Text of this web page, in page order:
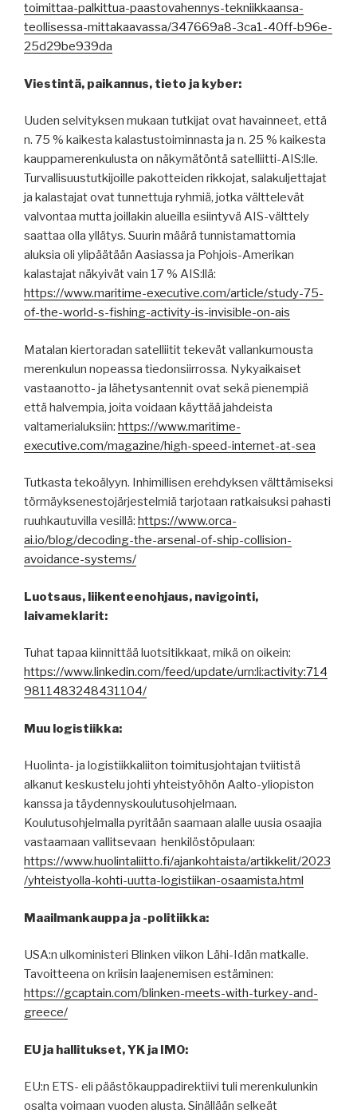
toimittaa-palkittua-paastovahennys-tekniikkaansa-
teollisessa-mittakaavassa/347669a8-3ca1-40ff-b96e-
25d29be939da
Viestintä, paikannus, tieto ja kyber:
Uuden selvityksen mukaan tutkijat ovat havainneet, että
n. 75 % kaikesta kalastustoiminnasta ja n. 25 % kaikesta
kauppamerenkulusta on näkymätöntä satelliitti-AIS:lle.
Turvallisuustutkijoille pakotteiden rikkojat, salakuljettajat
ja kalastajat ovat tunnettuja ryhmiä, jotka välttelevät
valvontaa mutta joillakin alueilla esiintyvä AIS-välttely
saattaa olla yllätys. Suurin määrä tunnistamattomia
aluksia oli ylipäätään Aasiassa ja Pohjois-Amerikan
kalastajat näkyivät vain 17 % AIS:llä:
https://www.maritime-executive.com/article/study-75-
of-the-world-s-fishing-activity-is-invisible-on-ais
Matalan kiertoradan satelliitit tekevät vallankumousta
merenkulun nopeassa tiedonsiirrossa. Nykyaikaiset
vastaanotto- ja lähetysantennit ovat sekä pienempiä
että halvempia, joita voidaan käyttää jahdeista
valtamerialuksiin: https://www.maritime-
executive.com/magazine/high-speed-internet-at-sea
Tutkasta tekoälyyn. Inhimillisen erehdyksen välttämiseksi
törmäyksenestojärjestelmiä tarjotaan ratkaisuksi pahasti
ruuhkautuvilla vesillä: https://www.orca-
ai.io/blog/decoding-the-arsenal-of-ship-collision-
avoidance-systems/
Luotsaus, liikenteenohjaus, navigointi,
laivameklarit:
Tuhat tapaa kiinnittää luotsitikkaat, mikä on oikein:
https://www.linkedin.com/feed/update/urn:li:activity:714
9811483248431104/
Muu logistiikka:
Huolinta- ja logistiikkaliiton toimitusjohtajan tviitistä
alkanut keskustelu johti yhteistyöhön Aalto-yliopiston
kanssa ja täydennyskoulutusohjelmaan.
Koulutusohjelmalla pyritään saamaan alalle uusia osaajia
vastaamaan vallitsevaan henkilöstöpulaan:
https://www.huolintaliitto.fi/ajankohtaista/artikkelit/2023
/yhteistyolla-kohti-uutta-logistiikan-osaamista.html
Maailmankauppa ja -politiikka:
USA:n ulkoministeri Blinken viikon Lähi-Idän matkalle.
Tavoitteena on kriisin laajenemisen estäminen:
https://gcaptain.com/blinken-meets-with-turkey-and-
greece/
EU ja hallitukset, YK ja IMO:
EU:n ETS- eli päästökauppadirektiivi tuli merenkulunkin
osalta voimaan vuoden alusta. Sinällään selkeät